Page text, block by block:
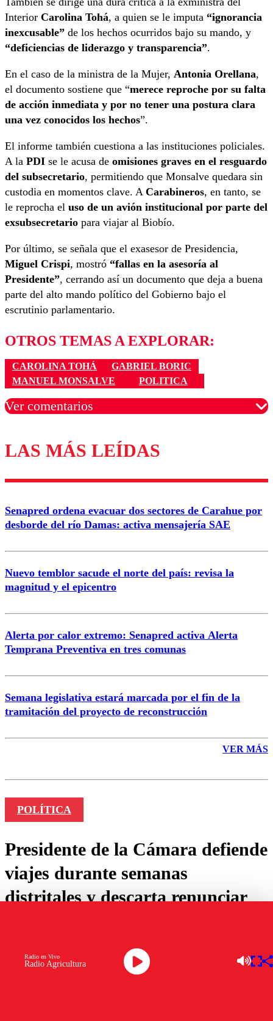
Interior Carolina Tohá, a quien se le imputa “ignorancia
inexcusable” de los hechos ocurridos bajo su mando, y
“deficiencias de liderazgo y transparencia”.
En el caso de la ministra de la Mujer, Antonia Orellana,
el documento sostiene que “merece reproche por su falta
de acción inmediata y por no tener una postura clara
una vez conocidos los hechos”.
El informe también cuestiona a las instituciones policiales.
A la PDI se le acusa de omisiones graves en el resguardo
del subsecretario, permitiendo que Monsalve quedara sin
custodia en momentos clave. A Carabineros, en tanto, se
le reprocha el uso de un avión institucional por parte del
exsubsecretario para viajar al Biobío.
Por último, se señala que el exasesor de Presidencia,
Miguel Crispi, mostró “fallas en la asesoría al
Presidente”, cerrando así un documento que deja a buena
parte del alto mando político del Gobierno bajo el
escrutinio parlamentario.
OTROS TEMAS A EXPLORAR:
CAROLINA TOHÁ
GABRIEL BORIC
MANUEL MONSALVE
POLITICA
Ver comentarios
Los comentarios son moderados para garantizar un
diálogo respetuoso.
Nombre
Correo
LAS MÁS LEÍDAS
Senapred ordena evacuar dos sectores de Carahue por
desborde del río Damas: activa mensajería SAE
Nuevo temblor sacude el norte del país: revisa la
magnitud y el epicentro
Alerta por calor extremo: Senapred activa Alerta
Temprana Preventiva en tres comunas
Semana legislativa estará marcada por el fin de la
tramitación del proyecto de reconstrucción
VER MÁS
POLÍTICA
Presidente de la Cámara defiende
viajes durante semanas
distritales y descarta renunciar
Isidora Aguirre
junio 16, 2025
Radio Agricultura
Radio en Vivo